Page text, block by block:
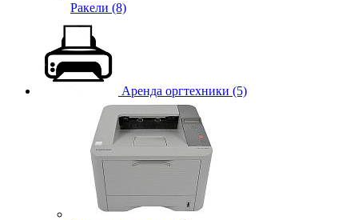
Ракели (8)
Аренда оргтехники (5)